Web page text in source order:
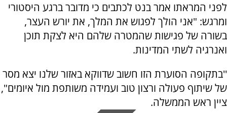
לפני המראתו אמר בנט לכתבים כי מדובר ברגע היסטורי
ומרגש: "אני הולך לפגוש את המלך, את יורש העצר,
בשורה של פגישות שהמטרה שלהם היא לצקת תוכן
ואנרגיה לשתי המדינות.
''בתקופה הסוערת הזו חשוב שדווקא באזור שלנו יצא מסר
של שיתוף פעולה ורצון טוב ועמידה משותפת מול איומים",
ציין ראש הממשלה.